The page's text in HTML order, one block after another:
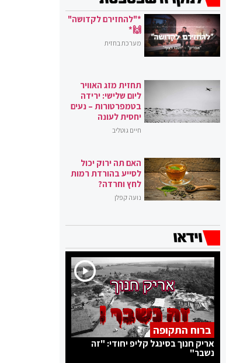
*"להחזירם לקדושה"
🙌*
מערכת בחזית
תחזית מזג האוויר
ליום שלישי: ירידה
בטמפרטורות – נעים
יחסית לעונה
חיים גוטליב
האם תה ירוק יכול
לסייע בהורדת רמות
לחץ וחרדה?
נועה קפלן
ברוח התקופה
אריק חנוך בסינגל קליפ יחודי: "זה
נשבר"